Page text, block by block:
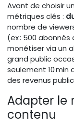
Avant de choisir
métriques clés :
nombre de
(ex : 500
monétiser via un
grand public
seulement 10 min
des revenus
Adapter le
contenu